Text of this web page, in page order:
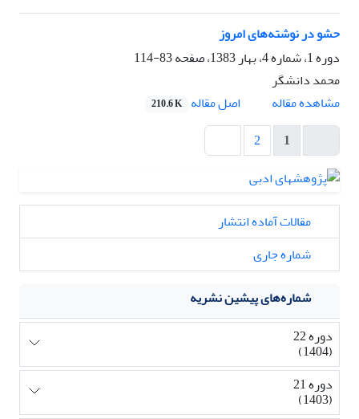
حشو در نوشته‌های امروز
دوره 1، شماره 4، بهار 1383، صفحه
83-114
محمد دانشگر
مشاهده مقاله
اصل مقاله 210.6 K
1
2
مقالات آماده انتشار
شماره جاری
شماره‌های پیشین نشریه
دوره 22
(1404)
دوره 21
(1403)